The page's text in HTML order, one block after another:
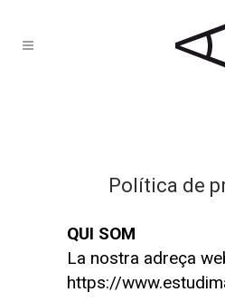
Política de
QUI SOM
La nostra adreça
https://